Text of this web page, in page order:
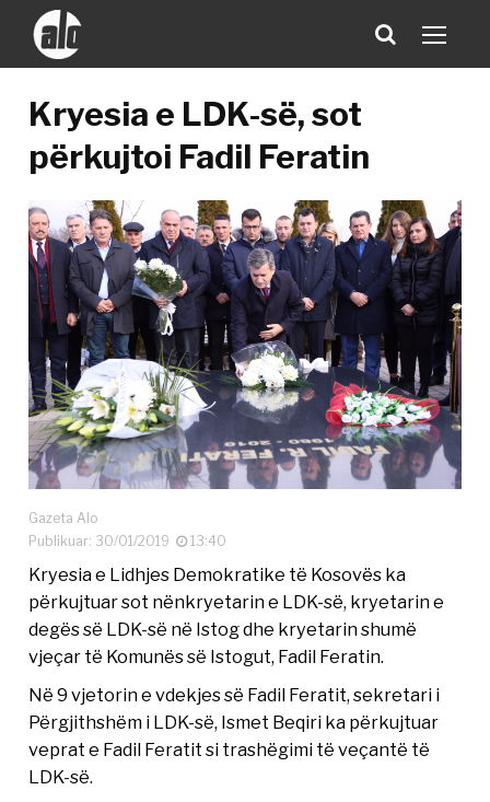
Kryesia e LDK-së, sot
përkujtoi Fadil Feratin
Gazeta Alo
Publikuar: 30/01/2019
13:40
Kryesia e Lidhjes Demokratike të Kosovës ka
përkujtuar sot nënkryetarin e LDK-së, kryetarin e
degës së LDK-së në Istog dhe kryetarin shumë
vjeçar të Komunës së Istogut, Fadil Feratin.
Në 9 vjetorin e vdekjes së Fadil Feratit, sekretari i
Përgjithshëm i LDK-së, Ismet Beqiri ka përkujtuar
veprat e Fadil Feratit si trashëgimi të veçantë të
LDK-së.